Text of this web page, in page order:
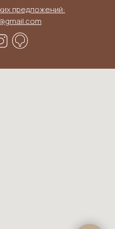
предложений: